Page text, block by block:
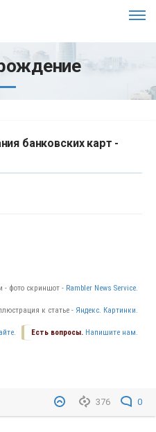
банковских карт -
- фото скриншот - Rambler News Service.
к статье - Яндекс. Картинки.
Есть вопросы. Напишите нам.
376 0